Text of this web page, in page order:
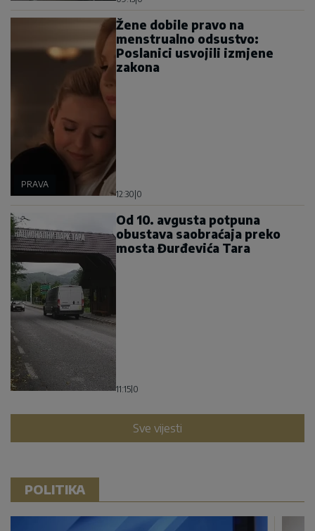
PRAVA
Žene dobile pravo na
menstrualno odsustvo:
Poslanici usvojili izmjene
zakona
12:30 0
Od 10. avgusta potpuna
obustava saobraćaja preko
mosta Đurđevića Tara
11:15 0
Sve vijesti
POLITIKA